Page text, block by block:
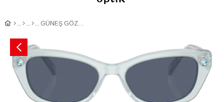
GÜNEŞ GÖZLÜĞÜ SWAROVSKİ SK6019 10242V54